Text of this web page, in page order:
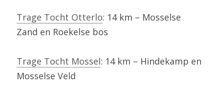
Trage Tocht Otterlo: 14 km – Mosselse
Zand en Roekelse bos
Trage Tocht Mossel: 14 km – Hindekamp en
Mosselse Veld